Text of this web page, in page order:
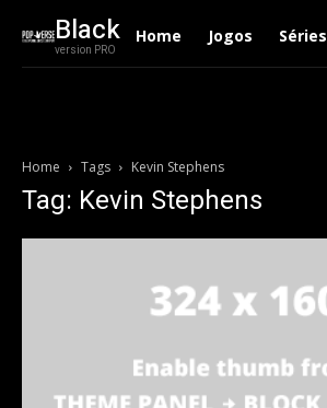
Black
version PRO
Home Jogos Séries
Home Tags Kevin Stephens
Tag: Kevin Stephens